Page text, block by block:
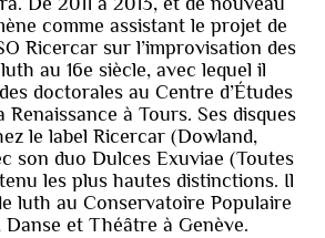
comme assistant le projet de
Ricercar sur l’improvisation des
au 16e siècle, avec lequel il
doctorales au Centre d’Études
Renaissance à Tours. Ses disques
le label Ricercar (Dowland,
son duo Dulces Exuviae (Toutes
les plus hautes distinctions. Il
luth au Conservatoire Populaire
Danse et Théâtre à Genève.